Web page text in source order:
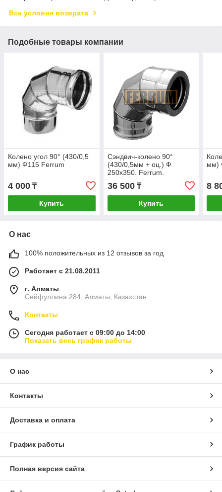
Все условия возврата
Подобные товары компании
Колено угол 90° (430/0,5
мм) Ф115 Ferrum
4 000 ₸
Купить
Сэндвич-колено 90°
(430/0,5мм + оц.) Ф
250х350. Ferrum.
36 500₸
Купить
мм)
8
О нас
100% положительных из 12 отзывов за год
Работает с 21.08.2011
г. Алматы
Сейфуллина 284, Алматы, Казахстан
Контакты
Сегодня работает с 09:00 до 14:00
Показать весь график работы
О нас
Контакты
Доставка и оплата
График работы
Полная версия сайта